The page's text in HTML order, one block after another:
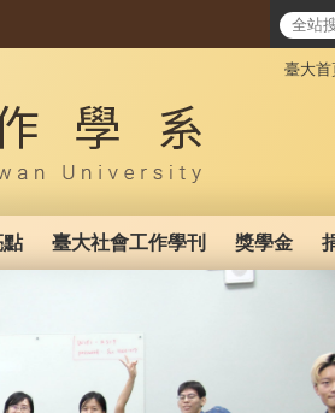
臺大首
臺大社會工作學刊 獎學金